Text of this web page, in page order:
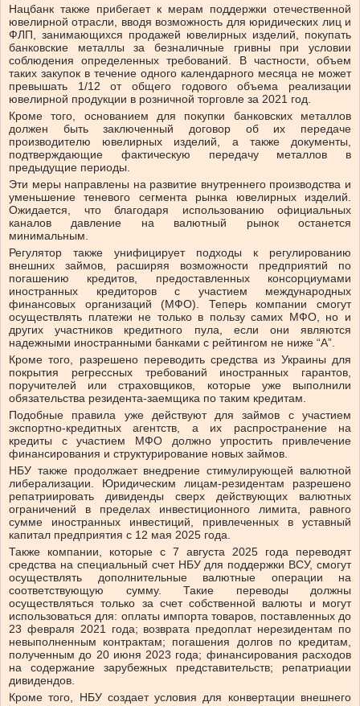
Нацбанк также прибегает к мерам поддержки отечественной
ювелирной отрасли, вводя возможность для юридических лиц и
ФЛП, занимающихся продажей ювелирных изделий, покупать
банковские металлы за безналичные гривны при условии
соблюдения определенных требований. В частности, объем
таких закупок в течение одного календарного месяца не может
превышать 1/12 от общего годового объема реализации
ювелирной продукции в розничной торговле за 2021 год.
Кроме того, основанием для покупки банковских металлов
должен быть заключенный договор об их передаче
производителю ювелирных изделий, а также документы,
подтверждающие фактическую передачу металлов в
предыдущие периоды.
Эти меры направлены на развитие внутреннего производства и
уменьшение теневого сегмента рынка ювелирных изделий.
Ожидается, что благодаря использованию официальных
каналов давление на валютный рынок останется
минимальным.
Регулятор также унифицирует подходы к регулированию
внешних займов, расширяя возможности предприятий по
погашению кредитов, предоставленных консорциумами
иностранных кредиторов с участием международных
финансовых организаций (МФО). Теперь компании смогут
осуществлять платежи не только в пользу самих МФО, но и
других участников кредитного пула, если они являются
надежными иностранными банками с рейтингом не ниже “A”.
Кроме того, разрешено переводить средства из Украины для
покрытия регрессных требований иностранных гарантов,
поручителей или страховщиков, которые уже выполнили
обязательства резидента-заемщика по таким кредитам.
Подобные правила уже действуют для займов с участием
экспортно-кредитных агентств, а их распространение на
кредиты с участием МФО должно упростить привлечение
финансирования и структурирование новых займов.
НБУ также продолжает внедрение стимулирующей валютной
либерализации. Юридическим лицам-резидентам разрешено
репатриировать дивиденды сверх действующих валютных
ограничений в пределах инвестиционного лимита, равного
сумме иностранных инвестиций, привлеченных в уставный
капитал предприятия с 12 мая 2025 года.
Также компании, которые с 7 августа 2025 года переводят
средства на специальный счет НБУ для поддержки ВСУ, смогут
осуществлять дополнительные валютные операции на
соответствующую сумму. Такие переводы должны
осуществляться только за счет собственной валюты и могут
использоваться для: оплаты импорта товаров, поставленных до
23 февраля 2021 года; возврата предоплат нерезидентам по
невыполненным контрактам; погашения долгов по кредитам,
полученным до 20 июня 2023 года; финансирования расходов
на содержание зарубежных представительств; репатриации
дивидендов.
Кроме того, НБУ создает условия для конвертации внешнего